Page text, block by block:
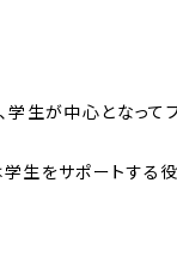
学生が中心となって
生をサポートする